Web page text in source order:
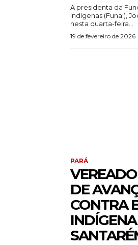
A presidenta da
Indígenas (Funai),
nesta quarta-feira...
19 de fevereiro de 2026
PARÁ
DE
CONTRA